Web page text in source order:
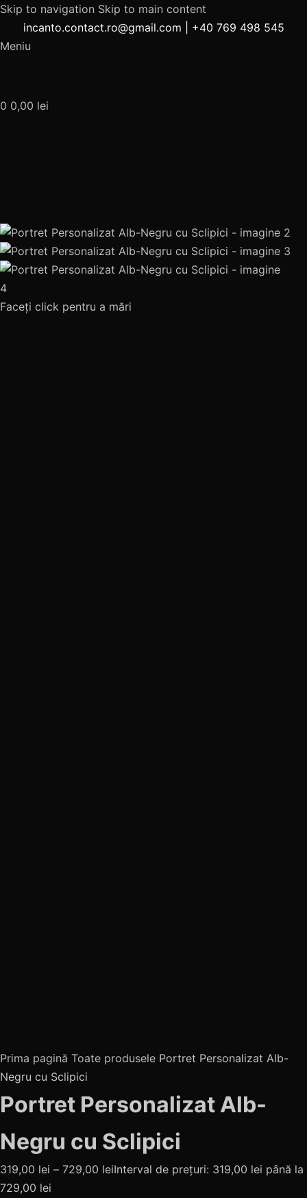
Skip to navigation Skip to main content
incanto.contact.ro@gmail.com
+40 769 498 545
Meniu
0 0,00 lei
Faceți click pentru a mări
Prima pagină Toate produsele Portret Personalizat Alb-
Negru cu Sclipici
Portret Personalizat Alb-
Negru cu Sclipici
319,00 lei – 729,00 leiInterval de prețuri: 319,00 lei până la
729,00 lei